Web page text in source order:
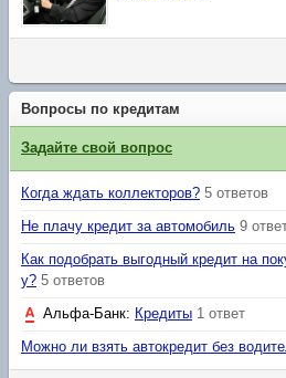
Вопросы по кредитам
Задайте свой вопрос
Когда ждать коллекторов? 5 ответов
Не плачу кредит за автомобиль 9
Как подобрать выгодный кредит на
у? 5 ответов
Альфа-Банк: Кредиты 1 ответ
Можно ли взять автокредит без